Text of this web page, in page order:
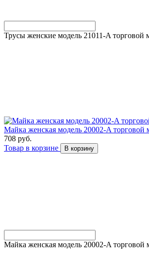
Трусы женские модель 21011-A торговой
Майка женская модель 20002-A торговой
708 руб.
Товар в корзине
В корзину
Майка женская модель 20002-A торговой